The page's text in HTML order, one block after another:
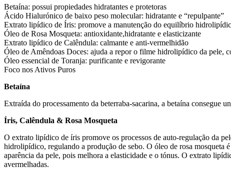
Betaína: possui propiedades hidratantes e protetoras
Ácido Hialurónico de baixo peso molecular: hidratante e “repulpante”
Extrato lipídico de Íris: promove a manutenção do equilíbrio
Óleo de Rosa Mosqueta: antioxidante,hidratante e elasticizante
Extrato lipídico de Calêndula: calmante e anti-vermelhidão
Óleo de Amêndoas Doces: ajuda a repor o filme hidrolipídico da pele,
Óleo essencial de Toranja: purificante e revigorante
Foco nos Ativos Puros
Betaína
Extraída do processamento da beterraba-sacarina, a betaína consegue
Íris, Calêndula & Rosa Mosqueta
O extrato lipídico de íris promove os processos de auto-regulação da
hidrolipídico, regulando a produção de sebo. O óleo de rosa mosqueta
aparência da pele, pois melhora a elasticidade e o tónus. O extrato
avermelhadas.